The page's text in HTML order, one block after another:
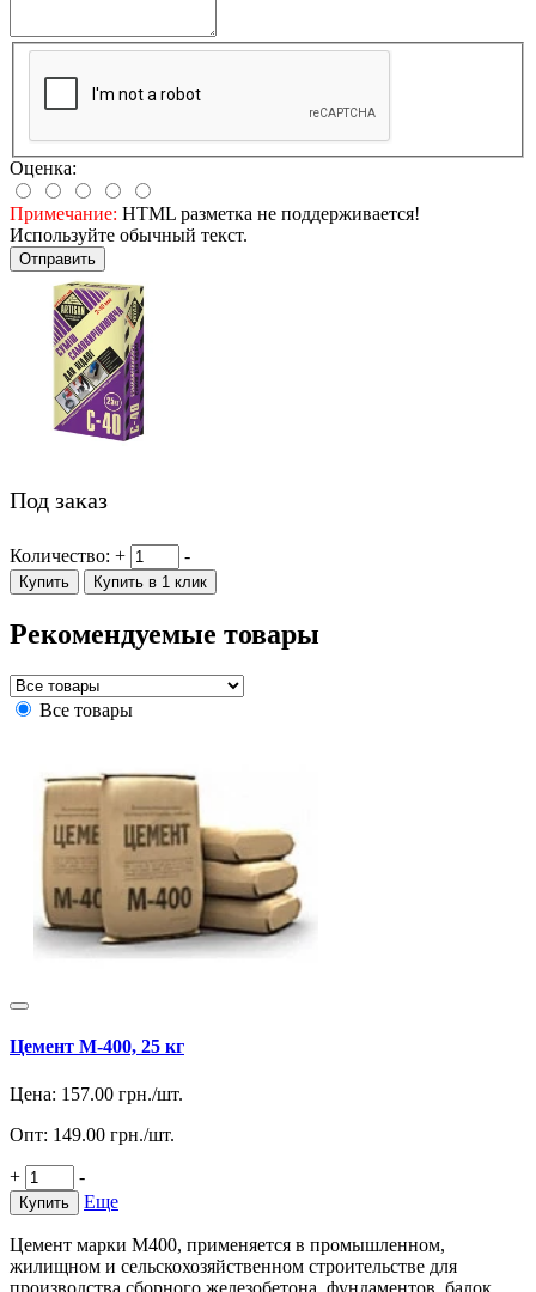
Оценка:
Примечание: HTML разметка не поддерживается!
Используйте обычный текст.
Отправить
Под заказ
Количество: + -
Купить Купить в 1 клик
Рекомендуемые товары
Все товары
Цемент М-400, 25 кг
Цена: 157.00 грн./шт.
Опт: 149.00 грн./шт.
+ -
Купить Еще
Цемент марки М400, применяется в промышленном,
жилищном и сельскохозяйственном строительстве для
производства сборного железобетона, фундаментов, балок,